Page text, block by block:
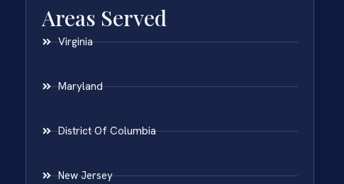
Areas Served
Virginia
Maryland
District Of Columbia
New Jersey